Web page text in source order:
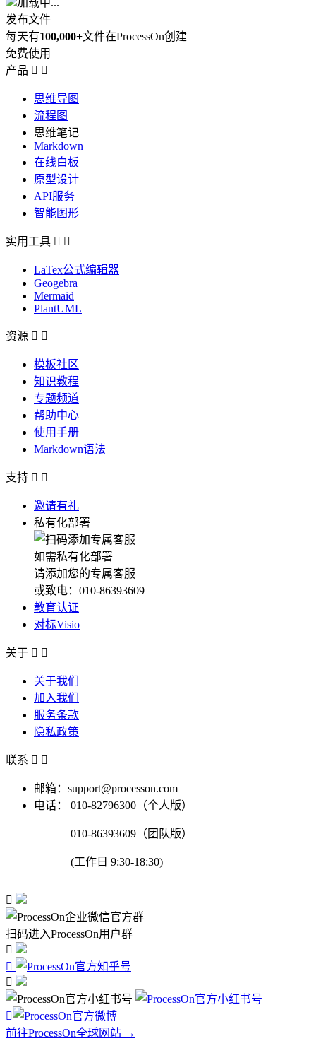
加载中...
发布文件
每天有100,000+文件在ProcessOn创建
免费使用
产品  
思维导图
流程图
思维笔记
Markdown
在线白板
原型设计
API服务
智能图形
实用工具  
LaTex公式编辑器
Geogebra
Mermaid
PlantUML
资源  
模板社区
知识教程
专题频道
帮助中心
使用手册
Markdown语法
支持  
邀请有礼
私有化部署
如需私有化部署
请添加您的专属客服
或致电：010-86393609
教育认证
对标Visio
关于  
关于我们
加入我们
服务条款
隐私政策
联系  
邮箱：support@processon.com
电话：
010-82796300（个人版）
010-86393609（团队版）
(工作日 9:30-18:30)

扫码进入ProcessOn用户群




前往ProcessOn全球网站 →